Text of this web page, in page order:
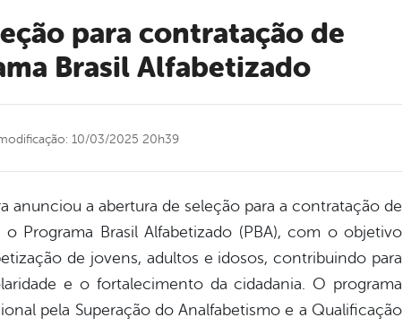
Brasil Alfabetizado
10/03/2025 20h39
anunciou a abertura de seleção para a contratação de
o Programa Brasil Alfabetizado (PBA), com o objetivo
de jovens, adultos e idosos, contribuindo para
e o fortalecimento da cidadania. O programa
pela Superação do Analfabetismo e a Qualificação